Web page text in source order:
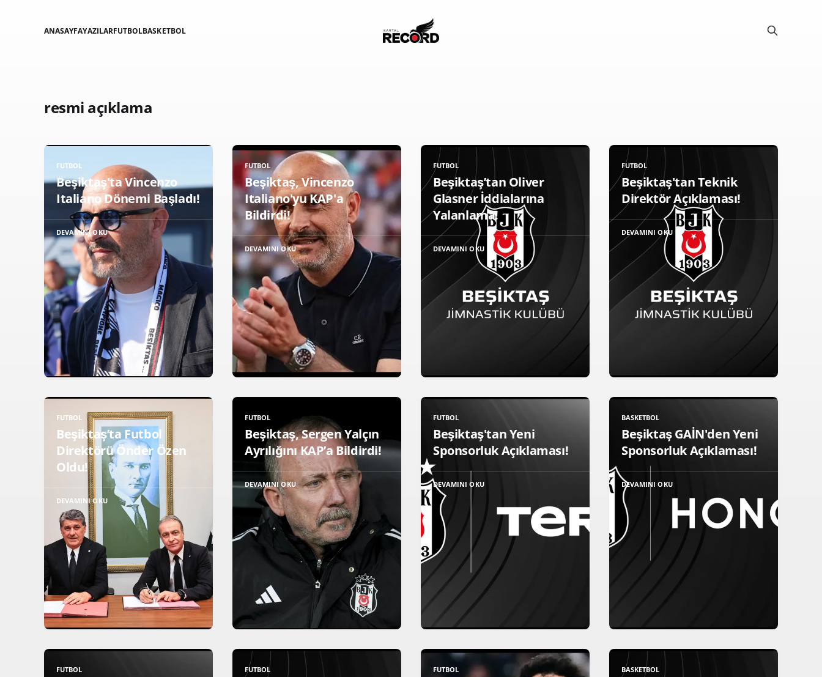
ANASAYFAYAZILARFUTBOLBASKETBOL
resmi açıklama
FUTBOL
Beşiktaş'ta Vincenzo
Italiano Dönemi Başladı!
DEVAMINI OKU
FUTBOL
Beşiktaş, Vincenzo
Italiano'yu KAP'a
Bildirdi!
DEVAMINI OKU
FUTBOL
Beşiktaş’tan Oliver
Glasner İddialarına
Yalanlama!
DEVAMINI OKU
FUTBOL
Beşiktaş'tan Teknik
Direktör Açıklaması!
DEVAMINI OKU
FUTBOL
Beşiktaş’ta Futbol
Direktörü Önder Özen
Oldu!
DEVAMINI OKU
FUTBOL
Beşiktaş, Sergen Yalçın
Ayrılığını KAP’a Bildirdi!
DEVAMINI OKU
FUTBOL
Beşiktaş'tan Yeni
Sponsorluk Açıklaması!
DEVAMINI OKU
BASKETBOL
Beşiktaş GAİN'den Yeni
Sponsorluk Açıklaması!
DEVAMINI OKU
FUTBOL FUTBOL FUTBOL BASKETBOL